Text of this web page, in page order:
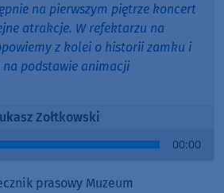
na pierwszym piętrze koncert
atrakcje. W refektarzu na
z kolei o historii zamku i
na podstawie animacji
Zołtkowski
00:00
prasowy Muzeum